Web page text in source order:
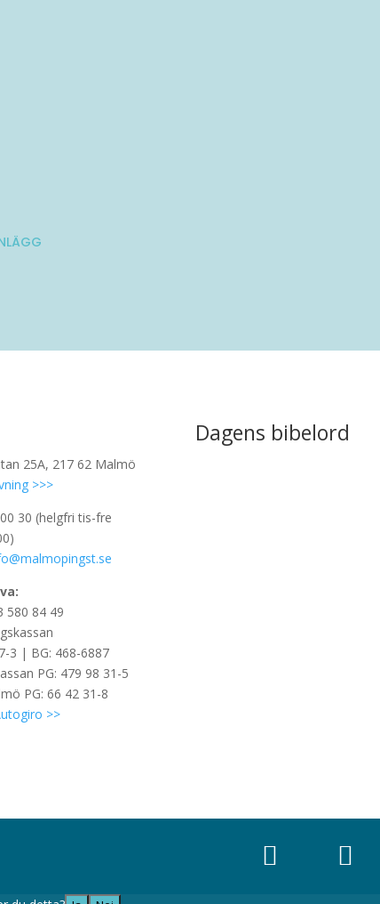
25A, 217 62 Malmö
>>>
30 (helgfri tis-fre
580 84 49
3 | BG: 468-6887
PG: 479 98 31-5
PG: 66 42 31-8
>>
Dagens bibelord
 